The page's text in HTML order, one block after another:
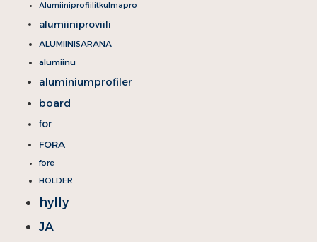
Alumiiniprofiilitkulmapro
alumiiniproviili
ALUMIINISARANA
alumiinu
aluminiumprofiler
board
for
FORA
fore
HOLDER
hylly
JA